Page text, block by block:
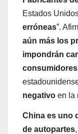
Estados
erróneas”.
aún más los
impondrán
negativo en la
China es uno
de autopartes